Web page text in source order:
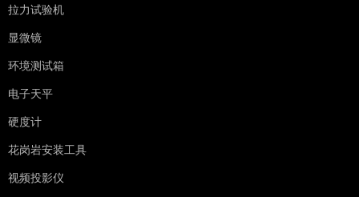
拉力试验机
显微镜
环境测试箱
电子天平
硬度计
花岗岩安装工具
视频投影仪